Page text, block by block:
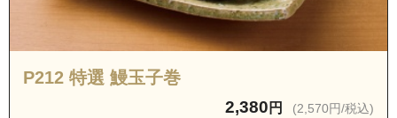
沖縄県宜野湾市志真志１丁目
沖縄県宜野湾市志真志２丁目
沖縄県宜野湾市志真志３丁目
P212 特選 鰻玉子巻
2,380 円 (2,570円/税込)